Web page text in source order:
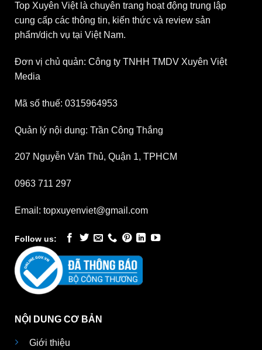
Top Xuyên Việt là chuyên trang hoạt động trung lập
cung cấp các thông tin, kiến thức và review sản
phẩm/dịch vụ tại Việt Nam.
Đơn vị chủ quản: Công ty TNHH TMDV Xuyên Việt
Media
Mã số thuế: 0315964953
Quản lý nội dung: Trần Công Thắng
207 Nguyễn Văn Thủ, Quận 1, TPHCM
0963 711 297
Email: topxuyenviet@gmail.com
Follow us:
NỘI DUNG CƠ BẢN
Giới thiệu